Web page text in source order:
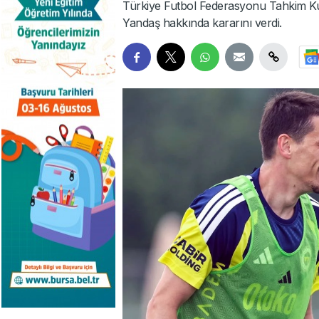
Türkiye Futbol Federasyonu Tahkim
Yandaş hakkında kararını verdi.